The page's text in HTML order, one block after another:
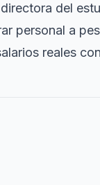
del
personal a
reales